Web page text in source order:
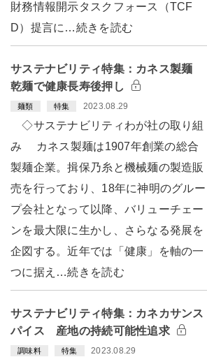
財務情報開示タスクフォース（TCF
D）提言に…続きを読む
サステナビリティ特集：カネス製麺
乾麺で健康長寿後押し
麺類 特集 2023.08.29
◇サステナビリティわが社の取り組
み カネス製麺は1907年創業の総合
製麺企業。揖保乃糸と機械麺の製造販
売を行っており、18年に神明のグルー
プ会社となって以降、バリューチェー
ンを最大限に生かし、さらなる発展を
企図する。近年では「健康」を軸の一
つに据え…続きを読む
サステナビリティ特集：カネカサンス
パイス 産地の持続可能性追求
調味料 特集 2023.08.29